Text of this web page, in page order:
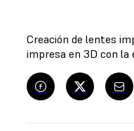
Creación de lentes
impresa en 3D con